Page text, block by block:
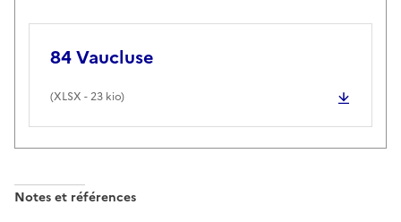
84 Vaucluse
(XLSX - 23 kio)
Notes et références